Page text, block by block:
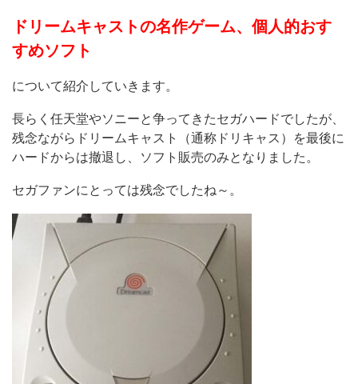
ドリームキャストの名作ゲーム、個人的おす
すめソフト
について紹介していきます。
長らく任天堂やソニーと争ってきたセガハードでしたが、
残念ながらドリームキャスト（通称ドリキャス）を最後に
ハードからは撤退し、ソフト販売のみとなりました。
セガファンにとっては残念でしたね～。